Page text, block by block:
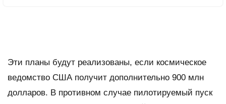
Эти планы будут реализованы, если космическое
ведомство США получит дополнительно 900 млн
долларов. В противном случае пилотируемый пуск